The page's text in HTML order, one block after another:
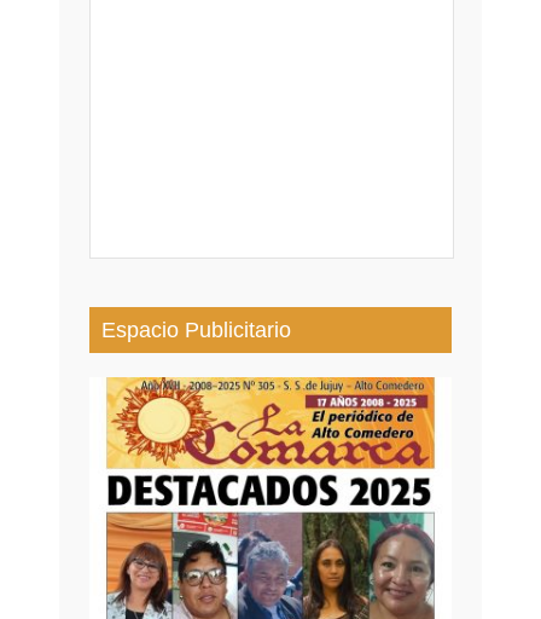
Espacio Publicitario